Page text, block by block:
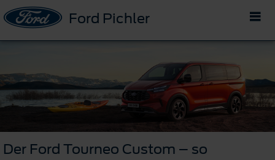
Ford Pichler
Der Ford Tourneo Custom – so